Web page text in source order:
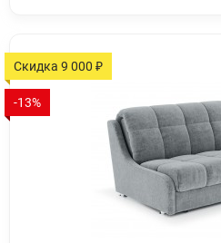
Скидка 9 000 ₽
-13%